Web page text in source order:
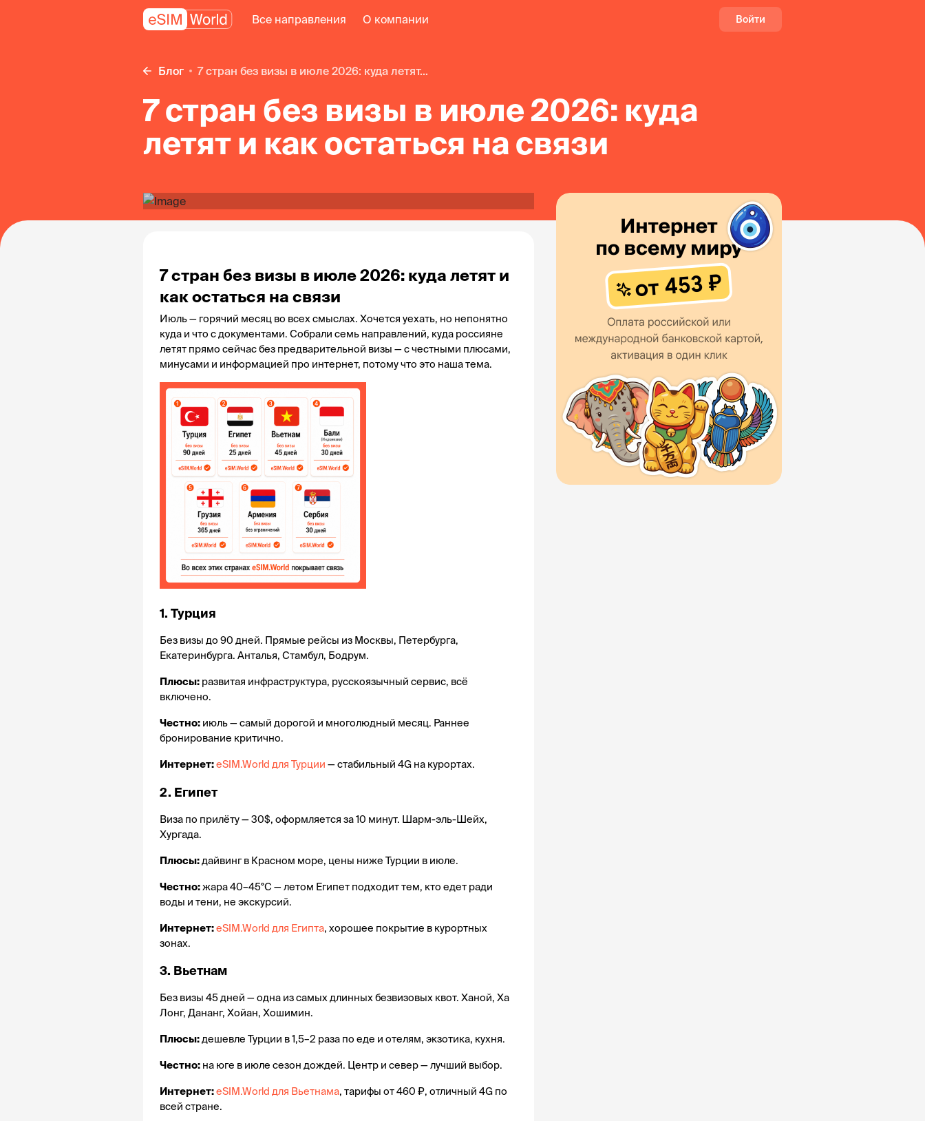
Все направления О компании Войти
Блог 7 стран без визы в июле 2026: куда летят...
7 стран без визы в июле 2026: куда
летят и как остаться на связи
7 стран без визы в июле 2026: куда летят и
как остаться на связи
Июль — горячий месяц во всех смыслах. Хочется уехать, но непонятно
куда и что с документами. Собрали семь направлений, куда россияне
летят прямо сейчас без предварительной визы — с честными плюсами,
минусами и информацией про интернет, потому что это наша тема.
1. Турция
Без визы до 90 дней. Прямые рейсы из Москвы, Петербурга,
Екатеринбурга. Анталья, Стамбул, Бодрум.
Плюсы: развитая инфраструктура, русскоязычный сервис, всё
включено.
Честно: июль — самый дорогой и многолюдный месяц. Раннее
бронирование критично.
Интернет:eSIM.World для Турции — стабильный 4G на курортах.
2. Египет
Виза по прилёту — 30$, оформляется за 10 минут. Шарм-эль-Шейх,
Хургада.
Плюсы: дайвинг в Красном море, цены ниже Турции в июле.
Честно: жара 40–45°C — летом Египет подходит тем, кто едет ради
воды и тени, не экскурсий.
Интернет:eSIM.World для Египта, хорошее покрытие в курортных
зонах.
3. Вьетнам
Без визы 45 дней — одна из самых длинных безвизовых квот. Ханой, Ха
Лонг, Дананг, Хойан, Хошимин.
Плюсы: дешевле Турции в 1,5–2 раза по еде и отелям, экзотика, кухня.
Честно: на юге в июле сезон дождей. Центр и север — лучший выбор.
Интернет:eSIM.World для Вьетнама, тарифы от 460 ₽, отличный 4G по
всей стране.